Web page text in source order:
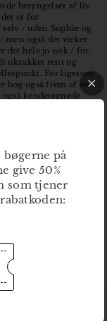
besyngelser af liv
er for
/ uden Sophie og
men også dét virker
det hele jo nok / for
ukrukket rent og
For ligesom
bog også frem af en
kendetegnede
på
give 50%
som tjener